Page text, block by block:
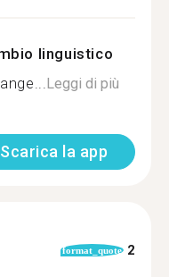
linguistico
Leggi di più
Scarica la app
format_quote 2